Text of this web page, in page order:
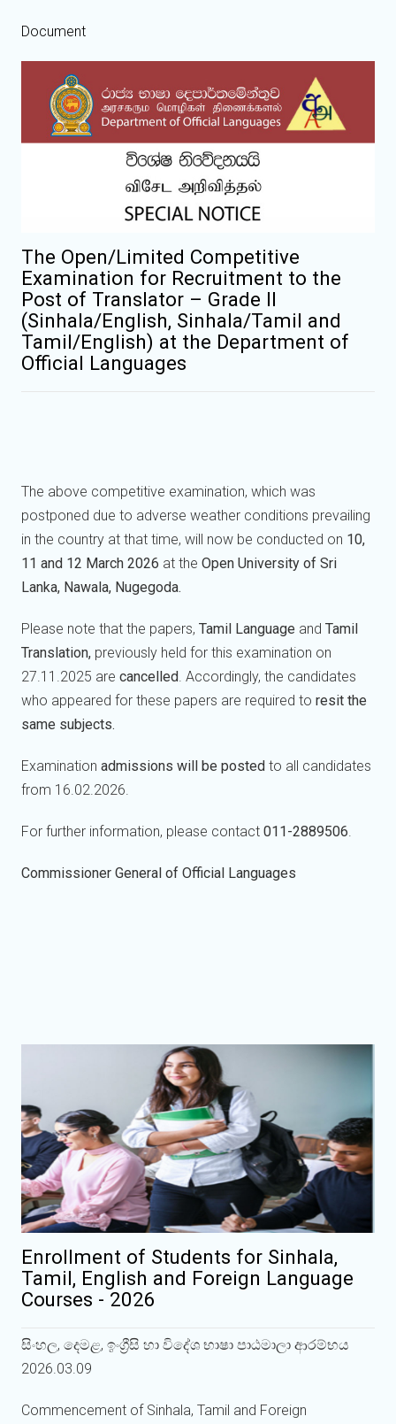
Document
The Open/Limited Competitive
Examination for Recruitment to the
Post of Translator – Grade II
(Sinhala/English, Sinhala/Tamil and
Tamil/English) at the Department of
Official Languages
The above competitive examination, which was
postponed due to adverse weather conditions prevailing
in the country at that time, will now be conducted on 10,
11 and 12 March 2026 at theOpen University of Sri
Lanka, Nawala, Nugegoda.
Please note that the papers, Tamil Language andTamil
Translation, previously held for this examination on
27.11.2025 arecancelled . Accordingly, the candidates
who appeared for these papers are required toresit the
same subjects.
Examinationadmissions will be posted to all candidates
from 16.02.2026.
For further information, please contact011-2889506
Commissioner General of Official Languages
Enrollment of Students for Sinhala,
Tamil, English and Foreign Language
Courses - 2026
සිංහල, දෙමළ, ඉංග්‍රීසි හා විදේශ භාෂා පාඨමාලා ආරම්භය
2026.03.09
Commencement of Sinhala, Tamil and Foreign